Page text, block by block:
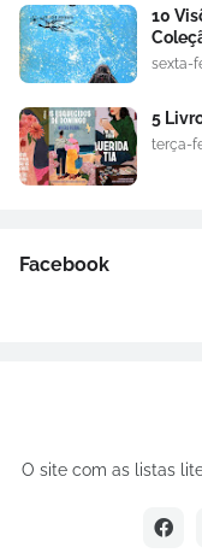
10
sexta-
5
terça-
Facebook
O site com as listas